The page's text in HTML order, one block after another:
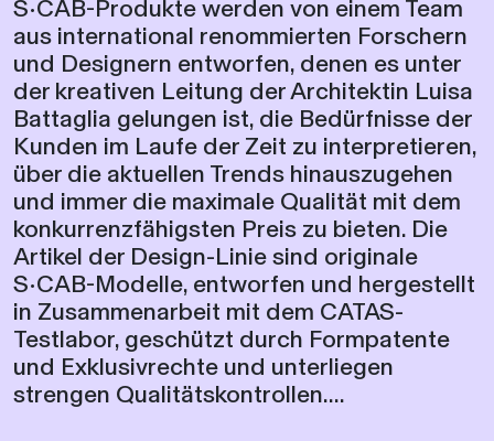
S•CAB-Produkte werden von einem Team
aus international renommierten Forschern
und Designern entworfen, denen es unter
der kreativen Leitung der Architektin Luisa
Battaglia gelungen ist, die Bedürfnisse der
Kunden im Laufe der Zeit zu interpretieren,
über die aktuellen Trends hinauszugehen
und immer die maximale Qualität mit dem
konkurrenzfähigsten Preis zu bieten. Die
Artikel der Design-Linie sind originale
S•CAB-Modelle, entworfen und hergestellt
in Zusammenarbeit mit dem CATAS-
Testlabor, geschützt durch Formpatente
und Exklusivrechte und unterliegen
strengen Qualitätskontrollen....